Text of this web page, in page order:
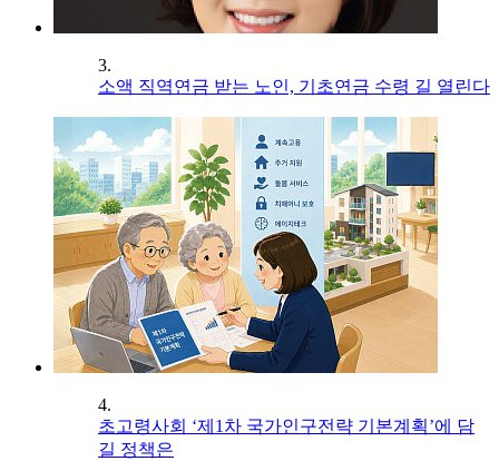
3.
소액 직역연금 받는 노인, 기초연금 수령 길 열린다
4.
초고령사회 ‘제1차 국가인구전략 기본계획’에 담
길 정책은